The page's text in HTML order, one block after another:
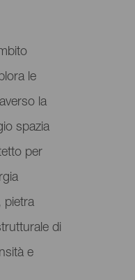
le
la
spazia
per
pietra
di
e